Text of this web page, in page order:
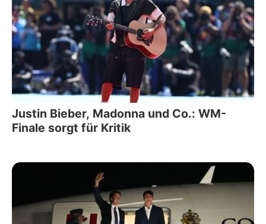
Justin Bieber, Madonna und Co.: WM-
Finale sorgt für Kritik